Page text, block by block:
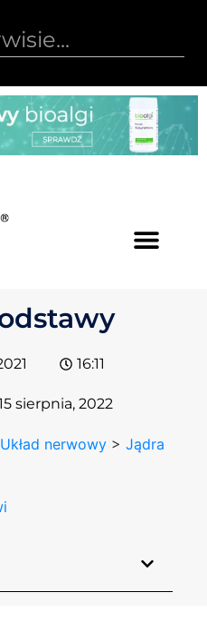
16:11
sierpnia, 2022
Układ nerwowy >Jądra